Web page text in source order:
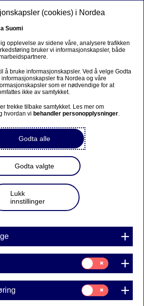
NO
Ansvarlig bankvirksomhet
Investeringer
fra fondsporteføljen vår er alltid
Management investerer
som produserer biologiske og
klasebomber og/eller
Nordea Asset Management at
investeringer ikke bare
som er involvert i utvikling og
men også selskaper som er
vedlikehold.
av omsetningen kommer fra
ikke har realistiske muligheter til å
enn kull. I 2017 ble denne terskelen
besluttet Nordea Asset
begrense eksponeringen mot
innføre en grense på 10 % for
kull og en grense på 30 % for
samlede kullvirksomheten
(cookies) i Nordea
Suomi
opplevelse av sidene våre, analysere trafikken
bruker vi informasjonskapsler, både
å bruke informasjonskapsler. Ved å velge Godta
fra Nordea og våre
som er nødvendige for at
ikke av samtykket.
trekke tilbake samtykket. Les mer om
hvordan vi behandler personopplysninger.
Godta alle
Godta valgte
Lukk
innstillinger
Samtykke
til:
Statistikk
Samtykke
til:
Markedsføring